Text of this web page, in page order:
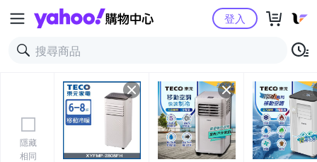
Yahoo購物中心登入
隱藏
相同